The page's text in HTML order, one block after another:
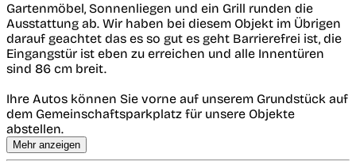
Gartenmöbel, Sonnenliegen und ein Grill runden die
Ausstattung ab. Wir haben bei diesem Objekt im Übrigen
darauf geachtet das es so gut es geht Barrierefrei ist, die
Eingangstür ist eben zu erreichen und alle Innentüren
sind 86 cm breit.
Ihre Autos können Sie vorne auf unserem Grundstück auf
dem Gemeinschaftsparkplatz für unsere Objekte
abstellen.
Mehr anzeigen